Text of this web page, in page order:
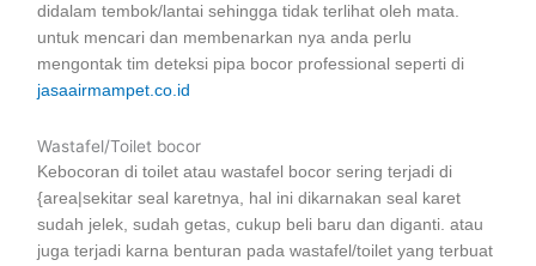
didalam tembok/lantai sehingga tidak terlihat oleh mata.
untuk mencari dan membenarkan nya anda perlu
mengontak tim deteksi pipa bocor professional seperti di
jasaairmampet.co.id
Wastafel/Toilet bocor
Kebocoran di toilet atau wastafel bocor sering terjadi di
{area|sekitar seal karetnya, hal ini dikarnakan seal karet
sudah jelek, sudah getas, cukup beli baru dan diganti. atau
juga terjadi karna benturan pada wastafel/toilet yang terbuat